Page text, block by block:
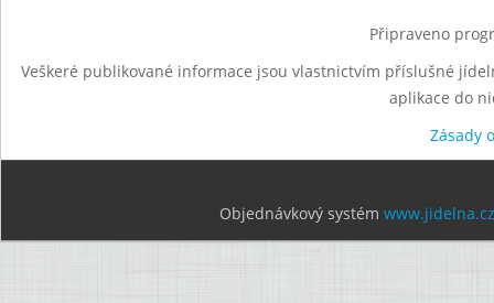
Připraveno
Veškeré publikované informace jsou vlastnictvím příslušné
aplikace do
Zásady
Objednávkový systém www.jidelna.cz